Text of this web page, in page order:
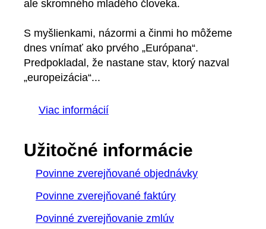
ale skromného mladého človeka.
S myšlienkami, názormi a činmi ho môžeme
dnes vnímať ako prvého „Európana“.
Predpokladal, že nastane stav, ktorý nazval
„europeizácia“...
Viac informácií
Užitočné informácie
Povinne zverejňované objednávky
Povinne zverejňované faktúry
Povinné zverejňovanie zmlúv